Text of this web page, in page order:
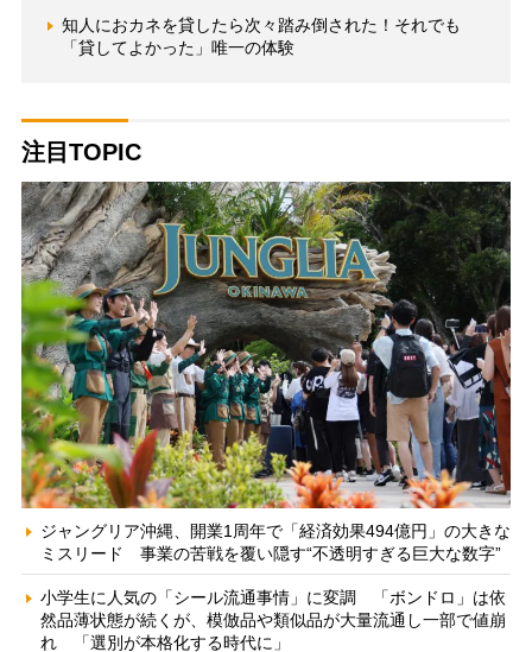
知人におカネを貸したら次々踏み倒された！それでも
「貸してよかった」唯一の体験
注目TOPIC
ジャングリア沖縄、開業1周年で「経済効果494億円」の大きな
ミスリード 事業の苦戦を覆い隠す“不透明すぎる巨大な数字”
小学生に人気の「シール流通事情」に変調 「ボンドロ」は依
然品薄状態が続くが、模倣品や類似品が大量流通し一部で値崩
れ 「選別が本格化する時代に」